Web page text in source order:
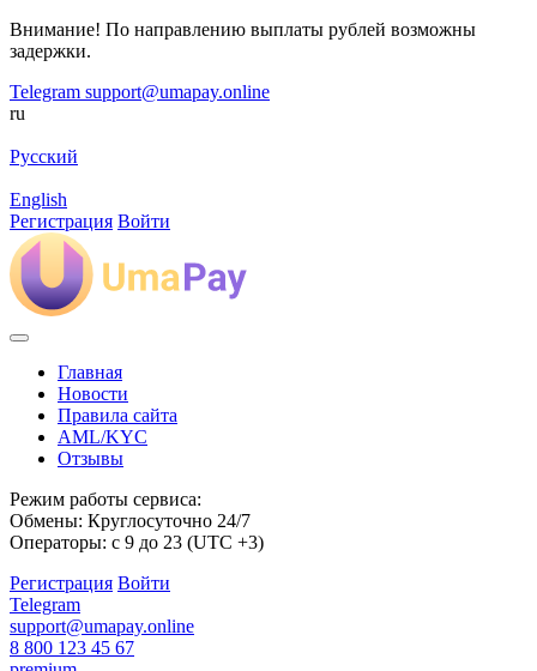
Внимание! По направлению выплаты рублей возможны
задержки.
Telegram support@umapay.online
ru
Русский
English
Регистрация Войти
Главная
Новости
Правила сайта
AML/KYC
Отзывы
Режим работы сервиса:
Обмены: Круглосуточно 24/7
Операторы: с 9 до 23 (UTC +3)
Регистрация Войти
Telegram
support@umapay.online
8 800 123 45 67